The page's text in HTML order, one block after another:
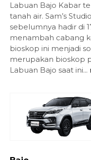
Labuan Bajo Kabar
tanah air. Sam’s
sebelumnya hadir di
menambah cabang
bioskop ini menjadi
merupakan bioskop
Labuan Bajo saat ini...